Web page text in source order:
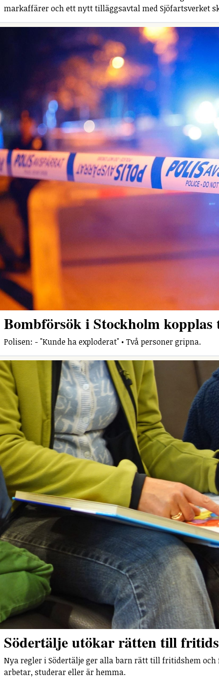
markaffärer och ett nytt tilläggsavtal med Sjöfartsverket
Bombförsök i Stockholm
Polisen: - "Kunde ha exploderat" • Två personer gripna.
Södertälje utökar rätten till
Nya regler i Södertälje ger alla barn rätt till fritidshem
arbetar, studerar eller är hemma.